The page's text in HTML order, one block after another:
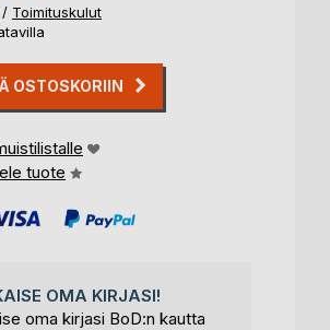
/ Toimituskulut
OSTOSKORIIN
tuote
OMA KIRJASI!
oma kirjasi BoD:n kautta